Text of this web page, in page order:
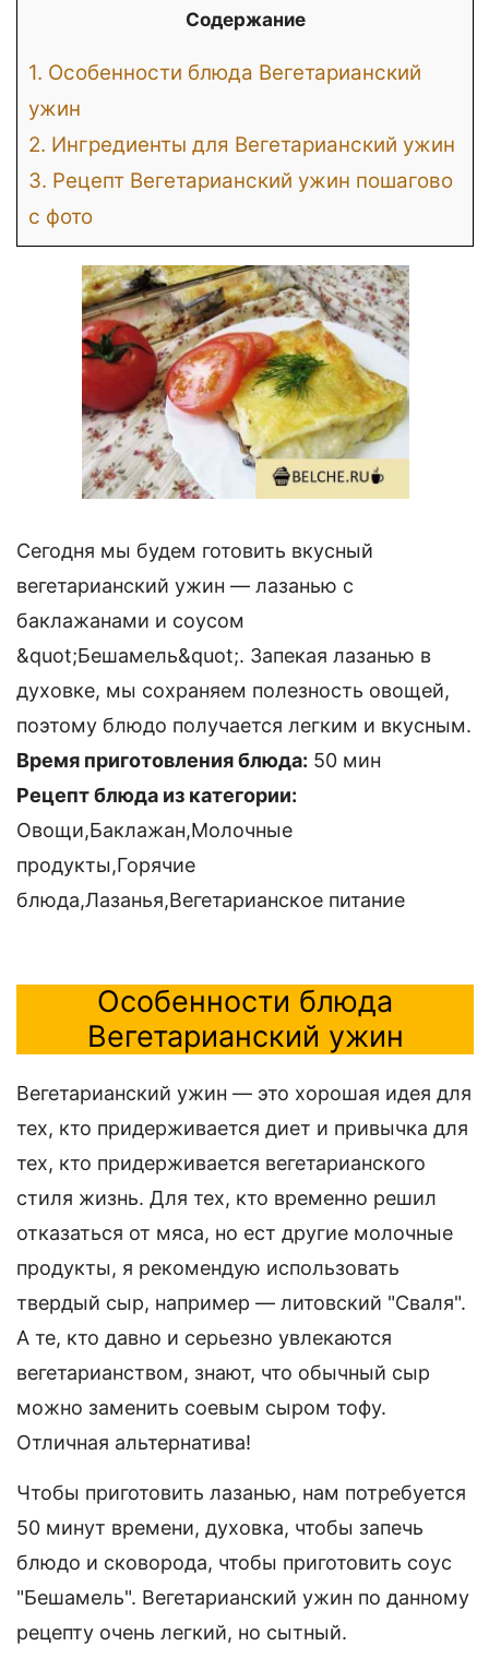
Содержание
1. Особенности блюда Вегетарианский
ужин
2. Ингредиенты для Вегетарианский ужин
3. Рецепт Вегетарианский ужин пошагово
с фото
Сегодня мы будем готовить вкусный
вегетарианский ужин — лазанью с
баклажанами и соусом
&quot;Бешамель&quot;. Запекая лазанью в
духовке, мы сохраняем полезность овощей,
поэтому блюдо получается легким и вкусным.
Время приготовления блюда: 50 мин
Рецепт блюда из категории:
Овощи,Баклажан,Молочные
продукты,Горячие
блюда,Лазанья,Вегетарианское питание
Особенности блюда
Вегетарианский ужин
Вегетарианский ужин — это хорошая идея для
тех, кто придерживается диет и привычка для
тех, кто придерживается вегетарианского
стиля жизнь. Для тех, кто временно решил
отказаться от мяса, но ест другие молочные
продукты, я рекомендую использовать
твердый сыр, например — литовский "Сваля".
А те, кто давно и серьезно увлекаются
вегетарианством, знают, что обычный сыр
можно заменить соевым сыром тофу.
Отличная альтернатива!
Чтобы приготовить лазанью, нам потребуется
50 минут времени, духовка, чтобы запечь
блюдо и сковорода, чтобы приготовить соус
"Бешамель". Вегетарианский ужин по данному
рецепту очень легкий, но сытный.